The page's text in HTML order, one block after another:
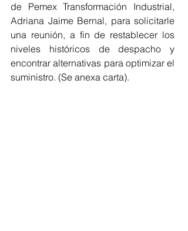
de Pemex Transformación Industrial,
Adriana Jaime Bernal, para solicitarle
una reunión, a fin de restablecer los
niveles históricos de despacho y
encontrar alternativas para optimizar el
suministro. (Se anexa carta).